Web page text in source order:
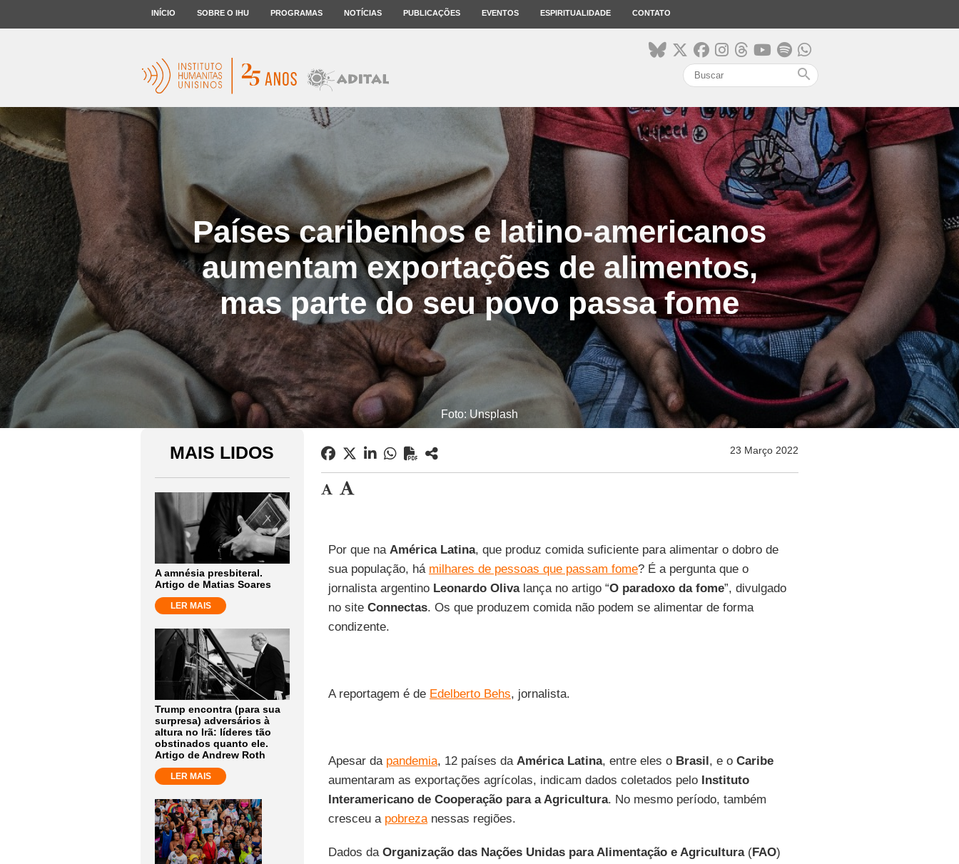
INÍCIO SOBRE O IHU PROGRAMAS NOTÍCIAS PUBLICAÇÕES EVENTOS ESPIRITUALIDADE CONTATO
search
Países caribenhos e latino-americanos
aumentam exportações de alimentos,
mas parte do seu povo passa fome
Foto: Unsplash
MAIS LIDOS
A amnésia presbiteral.
Artigo de Matias Soares
LER MAIS
Trump encontra (para sua
surpresa) adversários à
altura no Irã: líderes tão
obstinados quanto ele.
Artigo de Andrew Roth
LER MAIS
23 Março 2022
Por que na América Latina, que produz comida suficiente para alimentar o dobro de
sua população, há milhares de pessoas que passam fome? É a pergunta que o
jornalista argentino Leonardo Olivalança no artigo “O paradoxo da fome”, divulgado
no site Connectas. Os que produzem comida não podem se alimentar de forma
condizente.
A reportagem é de Edelberto Behs, jornalista.
Apesar da pandemia, 12 países da América Latina, entre eles o Brasil, e o Caribe
aumentaram as exportações agrícolas, indicam dados coletados pelo Instituto
Interamericano de Cooperação para a Agricultura. No mesmo período, também
cresceu a pobrezanessas regiões.
Dados da Organização das Nações Unidas para Alimentação e Agricultura(FAO)